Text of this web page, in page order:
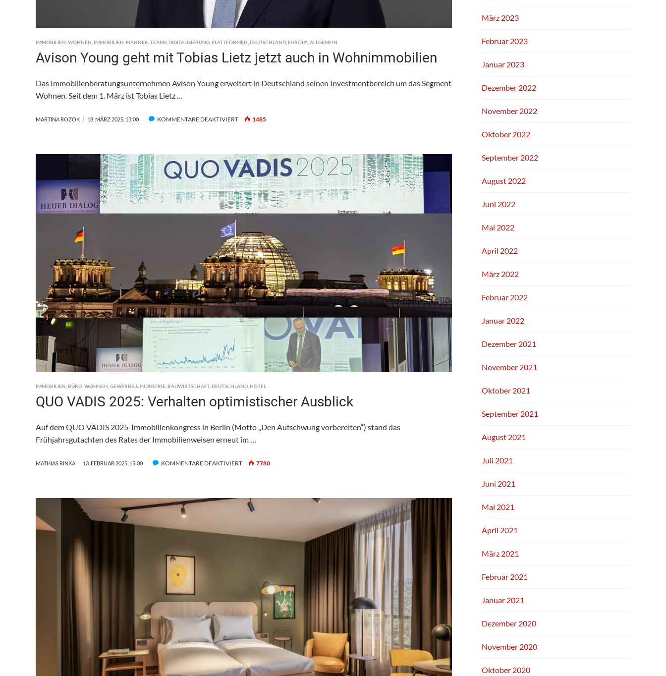
IMMOBILIEN WOHNEN IMMOBILIEN-MÄNNER TEAMS DIGITALISIERUNG PLATTFORMEN DEUTSCHLAND EUROPA ALLGEMEIN
Avison Young geht mit Tobias Lietz jetzt auch in Wohnimmobilien
Das Immobilienberatungsunternehmen Avison Young erweitert in Deutschland seinen Investmentbereich um das Segment
Wohnen. Seit dem 1. März ist Tobias Lietz …
MARTINA ROZOK 18. MÄRZ 2025, 13:00 KOMMENTARE DEAKTIVIERTFÜR
MIT
TOBIAS
LIETZ
JETZT
AUCH
IN
1485
IMMOBILIEN BÜRO WOHNEN GEWERBE & INDUSTRIE BAUWIRTSCHAFT, DEUTSCHLAND HOTEL
QUO VADIS 2025: Verhalten optimistischer Ausblick
Auf dem QUO VADIS 2025-Immobilienkongress in Berlin (Motto „Den Aufschwung vorbereiten“) stand das
Frühjahrsgutachten des Rates der Immobilienweisen erneut im …
MATHIAS RINKA 13. FEBRUAR 2025, 15:00 KOMMENTARE DEAKTIVIERTFÜR
VERHALTEN
7780
März 2023
Februar 2023
Januar 2023
Dezember 2022
November 2022
Oktober 2022
September 2022
August 2022
Juni 2022
Mai 2022
April 2022
März 2022
Februar 2022
Januar 2022
Dezember 2021
November 2021
Oktober 2021
September 2021
August 2021
Juli 2021
Juni 2021
Mai 2021
April 2021
März 2021
Februar 2021
Januar 2021
Dezember 2020
November 2020
Oktober 2020